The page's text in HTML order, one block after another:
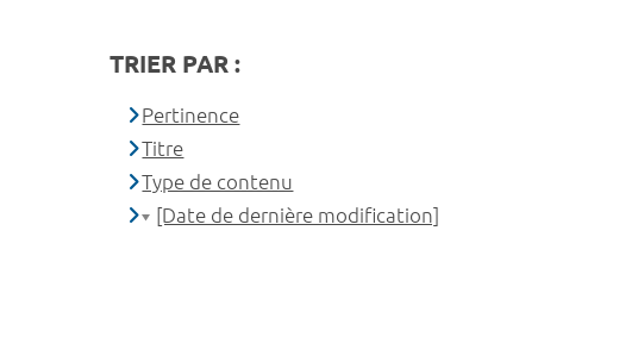
TRIER PAR :
Pertinence
Titre
Type de contenu
[Date de dernière modification]